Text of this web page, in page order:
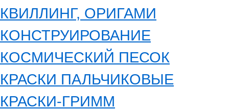
КВИЛЛИНГ, ОРИГАМИ
КОНСТРУИРОВАНИЕ
КОСМИЧЕСКИЙ ПЕСОК
КРАСКИ ПАЛЬЧИКОВЫЕ
КРАСКИ-ГРИММ